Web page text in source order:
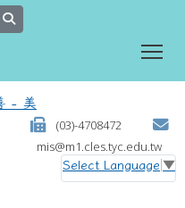
(03)-4708472
mis@m1.cles.tyc.edu.tw
Select Language ▼